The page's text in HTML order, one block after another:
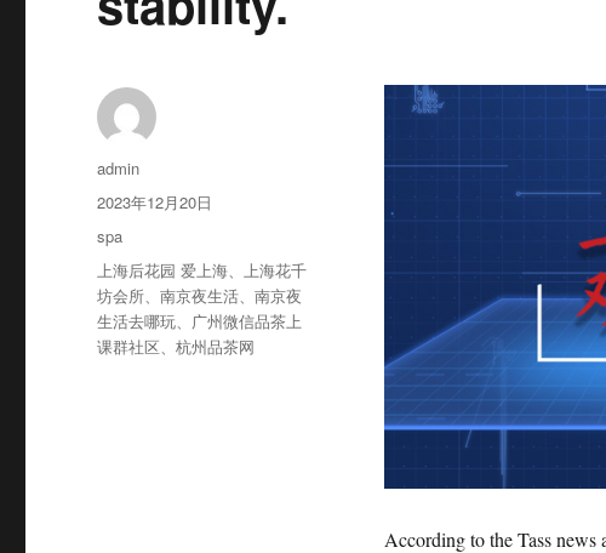
According to the Tass
作
者
admin
发
于
2023年12月20日
分
类
spa
标
签
上海后花园 爱上海、上海花千
坊会所、南京夜生活、南京夜
生活去哪玩、 广州微信品茶上
课群社区、杭州品茶网